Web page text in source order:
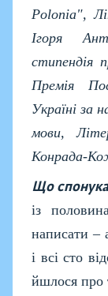
Polonia",
Ігоря
стипендія
Премія
Україні за
мови,
Конрада-
Що
із
написати –
і всі сто
йшлося про